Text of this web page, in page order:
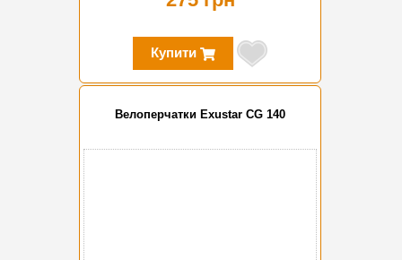
Купити
Велоперчатки Exustar CG 140